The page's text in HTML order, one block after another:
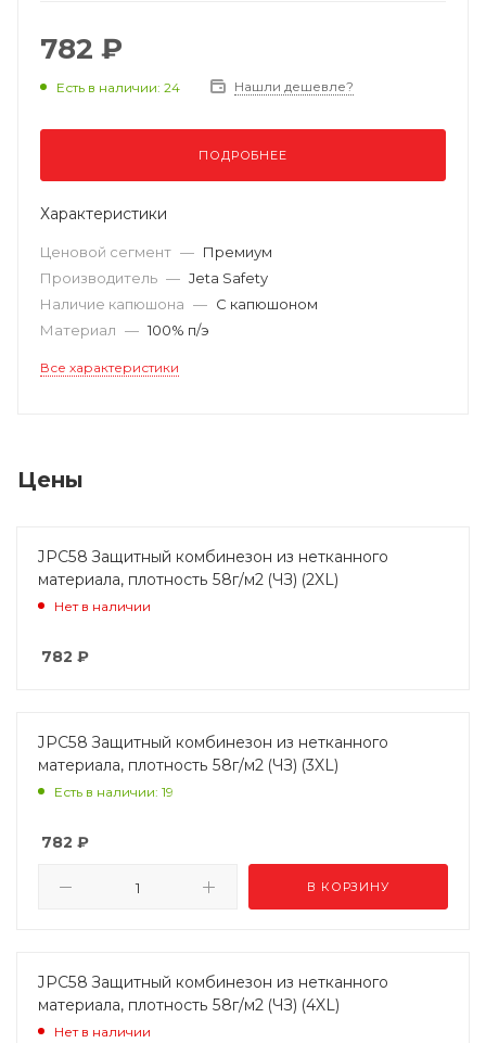
782 ₽
Есть в наличии: 24 Нашли дешевле?
ПОДРОБНЕЕ
Характеристики
Ценовой сегмент — Премиум
Производитель — Jeta Safety
Наличие капюшона — С капюшоном
Материал — 100% п/э
Все характеристики
Цены
JPC58 Защитный комбинезон из нетканного
материала, плотность 58г/м2 (ЧЗ) (2XL)
Нет в наличии
782 ₽
JPC58 Защитный комбинезон из нетканного
материала, плотность 58г/м2 (ЧЗ) (3XL)
Есть в наличии: 19
782 ₽
В КОРЗИНУ
JPC58 Защитный комбинезон из нетканного
материала, плотность 58г/м2 (ЧЗ) (4XL)
Нет в наличии